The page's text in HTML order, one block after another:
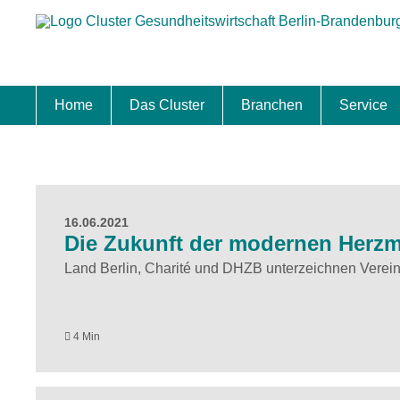
Home Das Cluster Branchen Service
16.06.2021
Die Zukunft der modernen
Land Berlin, Charité und DHZB unterzeichnen
4 Min